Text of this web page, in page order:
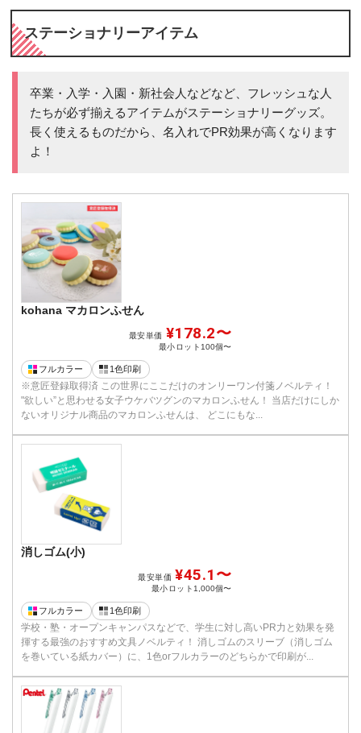
ステーショナリーアイテム
卒業・入学・入園・新社会人などなど、フレッシュな人
たちが必ず揃えるアイテムがステーショナリーグッズ。
長く使えるものだから、名入れでPR効果が高くなります
よ！
kohana マカロンふせん
最安単価 ¥178.2〜
最小ロット 100個〜
フルカラー 1色印刷
※意匠登録取得済 この世界にここだけのオンリーワン付箋ノベルティ！
"欲しい”と思わせる女子ウケバツグンのマカロンふせん！ 当店だけにしか
ないオリジナル商品のマカロンふせんは、 どこにもな...
消しゴム(小)
最安単価 ¥45.1〜
最小ロット 1,000個〜
フルカラー 1色印刷
学校・塾・オープンキャンパスなどで、学生に対し高いPR力と効果を発
揮する最強のおすすめ文具ノベルティ！ 消しゴムのスリーブ（消しゴム
を巻いている紙カバー）に、1色orフルカラーのどちらかで印刷が...